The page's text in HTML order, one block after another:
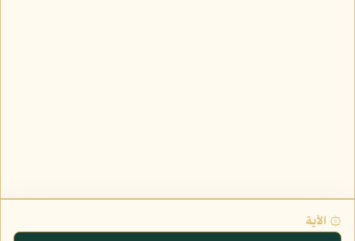
۞ الآية